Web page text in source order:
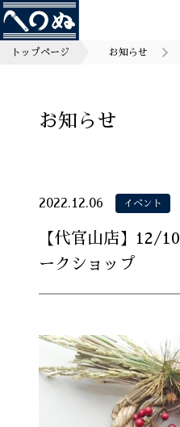
トップページ お知らせ
お知らせ
2022.12.06 イベント
【代官山店】12/
ークショップ